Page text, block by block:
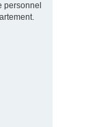
personnel